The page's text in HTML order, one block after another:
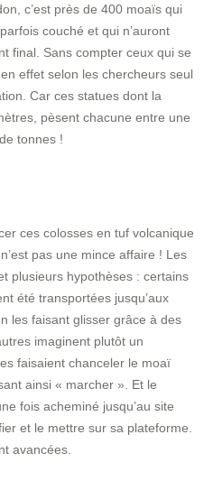
c’est près de 400 moaïs qui
couché et qui n’auront
final. Sans compter ceux qui se
effet selon les chercheurs seul
Car ces statues dont la
pèsent chacune entre une
tonnes !
ces colosses en tuf volcanique
pas une mince affaire ! Les
plusieurs hypothèses : certains
été transportées jusqu’aux
les faisant glisser grâce à des
imaginent plutôt un
faisaient chanceler le moaï
ainsi « marcher ». Et le
fois acheminé jusqu’au site
et le mettre sur sa plateforme.
avancées.